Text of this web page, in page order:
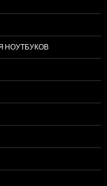
НОУТБУКОВ